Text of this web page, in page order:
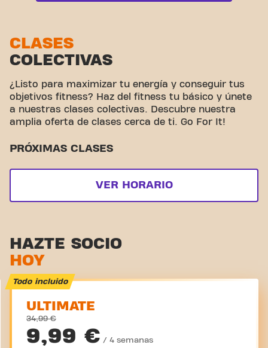
Zona de estiramiento
Ciclismo virtual
Hacer un tour
CLASES
COLECTIVAS
¿Listo para maximizar tu energía y conseguir tus
objetivos fitness? Haz del fitness tu básico y únete
a nuestras clases colectivas. Descubre nuestra
amplia oferta de clases cerca de ti. Go For It!
PRÓXIMAS CLASES
VER HORARIO
HAZTE SOCIO
HOY
Todo incluido
ULTIMATE
34,99 €
9,99 € / 4 semanas